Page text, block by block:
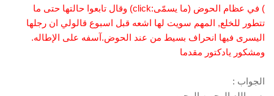
) في عظام الحوض (ما يسمّى:click) وقال تابعوا حالتها حتى ما
تتطور للخلع, المهم سويت لها اشعه قبل اسبوع قالولي ان رجلها
اليسرى فيها انحراف بسيط من عند الحوض.آسفه على الإطاله.
ومشكور يادكتور مقدما
الجواب :